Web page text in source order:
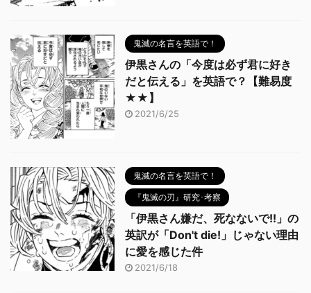
鬼滅の名言を英語で！
伊黒さんの「今度は必ず君に好き
だと伝える」を英語で？【難易度
★★】
2021/6/25
鬼滅の名言を英語で！
『鬼滅の刃』研究･考察
「伊黒さん嫌だ、死なないで!!」の
英訳が「Don't die!」じゃない理由
に愛を感じた件
2021/6/18